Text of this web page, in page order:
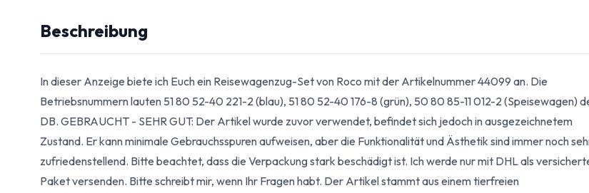
Beschreibung
In dieser Anzeige biete ich Euch ein Reisewagenzug-Set von Roco mit der Artikelnummer 44099 an. Die
Betriebsnummern lauten 51 80 52-40 221-2 (blau), 51 80 52-40 176-8 (grün), 50 80 85-11 012-2 (Speisewagen)
DB. GEBRAUCHT - SEHR GUT: Der Artikel wurde zuvor verwendet, befindet sich jedoch in ausgezeichnetem
Zustand. Er kann minimale Gebrauchsspuren aufweisen, aber die Funktionalität und Ästhetik sind immer noch
zufriedenstellend. Bitte beachtet, dass die Verpackung stark beschädigt ist. Ich werde nur mit DHL als
Paket versenden. Bitte schreibt mir, wenn Ihr Fragen habt. Der Artikel stammt aus einem tierfreien